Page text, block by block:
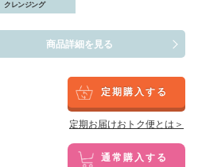
クレンジング
商品詳細を見る
定期購入する
定期お届けおトク便とは＞
通常購入する